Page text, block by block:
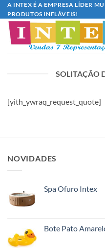
Skip
to
content
A INTEX É A EMPRESA LÍDER
PRODUTOS INFLÁVEIS!
SOLITAÇÃO
[yith_ywraq_request_quote]
NOVIDADES
Spa Ofuro Intex
Bote Pato